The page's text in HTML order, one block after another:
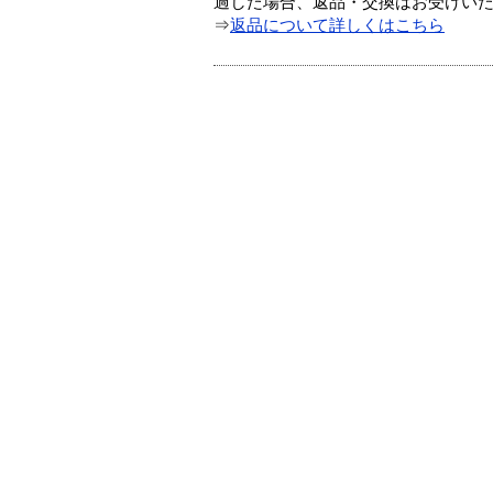
⇒返品について詳しくはこちら